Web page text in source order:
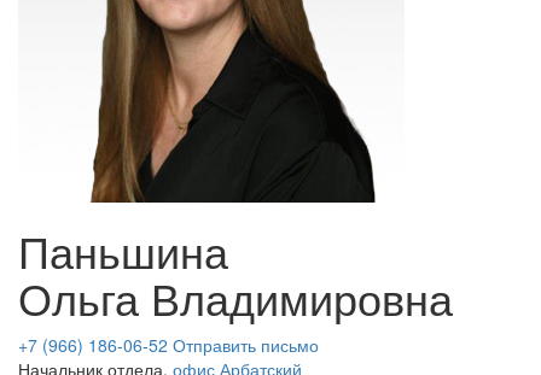
Паньшина
Ольга Владимировна
+7 (966) 186-06-52 Отправить письмо
Начальник отдела, офис Арбатский